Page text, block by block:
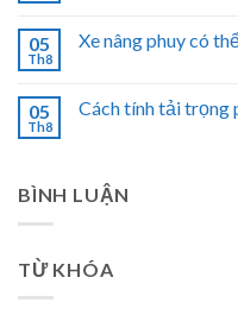
05
Th8
Xe nâng phuy có
05
Th8
Cách tính tải trọng
BÌNH LUẬN
TỪ KHÓA